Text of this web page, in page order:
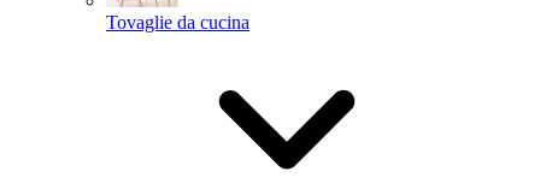
Tovaglie da cucina